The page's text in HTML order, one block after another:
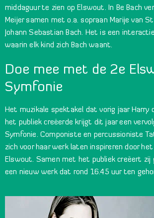
middaguur te zien op Elswout. In Be Bach
Meijer samen met o.a. sopraan Marije van
Johann Sebastian Bach. Het is een
waarin elk kind zich Bach waant.
Doe mee met de 2e
Symfonie
Het muzikale spektakel dat vorig jaar Harry
het publiek creëerde krijgt dit jaar een
Symfonie. Componiste en percussioniste
zich voor haar werk laten inspireren door
Elswout. Samen met het publiek creëert zij
een nieuw werk dat rond 16.45 uur ten